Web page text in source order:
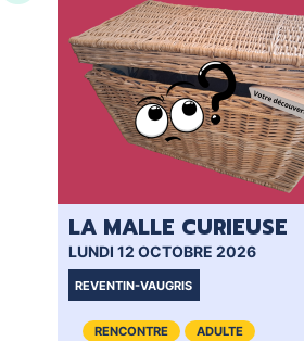
LA MALLE CURIEUSE
LUNDI 12 OCTOBRE 2026
REVENTIN-VAUGRIS
RENCONTRE ADULTE